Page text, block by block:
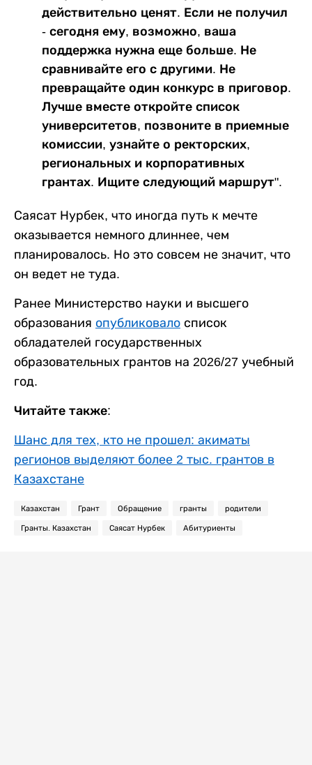
действительно ценят. Если не получил
- сегодня ему, возможно, ваша
поддержка нужна еще больше. Не
сравнивайте его с другими. Не
превращайте один конкурс в приговор.
Лучше вместе откройте список
университетов, позвоните в приемные
комиссии, узнайте о ректорских,
региональных и корпоративных
грантах. Ищите следующий маршрут".
Саясат Нурбек, что иногда путь к мечте
оказывается немного длиннее, чем
планировалось. Но это совсем не значит, что
он ведет не туда.
Ранее Министерство науки и высшего
образования опубликовало список
обладателей государственных
образовательных грантов на 2026/27 учебный
год.
Читайте также:
Шанс для тех, кто не прошел: акиматы
регионов выделяют более 2 тыс. грантов в
Казахстане
Казахстан Грант Обращение гранты родители
Гранты. Казахстан Саясат Нурбек Абитуриенты